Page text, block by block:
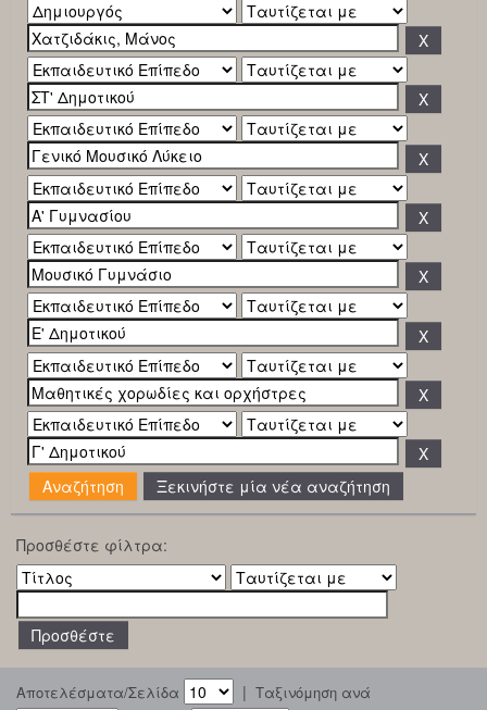
Ξεκινήστε μία νέα αναζήτηση
Προσθέστε φίλτρα:
Αποτελέσματα/Σελίδα | Ταξινόμηση ανά